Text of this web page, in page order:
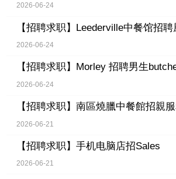
2026-06-24
【招聘求职】 Leederville中餐馆招聘
2026-06-24
【招聘求职】 Morley 招聘男生
2026-06-24
【招聘求职】 南區燒臘中餐館招親
2026-06-21
【招聘求职】 手机电脑店招Sales
2026-06-21